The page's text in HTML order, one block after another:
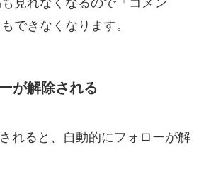
見れなくなるので「コメン
できなくなります。
が解除される
れると、自動的にフォローが解